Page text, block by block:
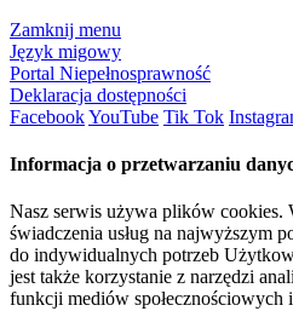
Zamknij menu
Język migowy
Portal Niepełnosprawność
Deklaracja dostępności
FacebookYouTube Tik Tok
Informacja o przetwarzaniu
Nasz serwis używa plików cookies.
świadczenia usług na najwyższym
do indywidualnych potrzeb
jest także korzystanie z narzędzi
funkcji mediów społecznościowych